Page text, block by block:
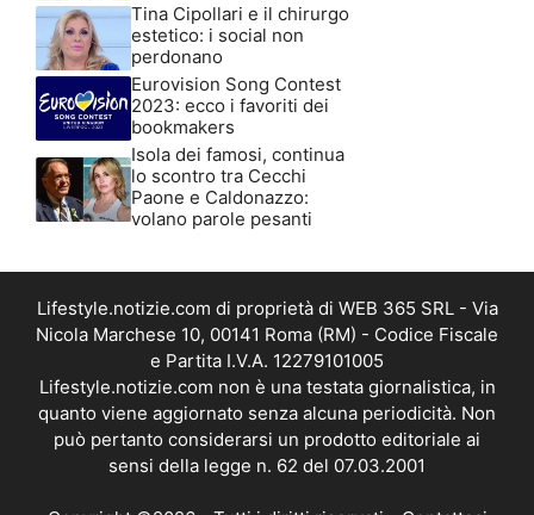
Tina Cipollari e il chirurgo
estetico: i social non
perdonano
Eurovision Song Contest
2023: ecco i favoriti dei
bookmakers
Isola dei famosi, continua
lo scontro tra Cecchi
Paone e Caldonazzo:
volano parole pesanti
Lifestyle.notizie.com di proprietà di WEB 365 SRL - Via
Nicola Marchese 10, 00141 Roma (RM) - Codice Fiscale
e Partita I.V.A. 12279101005
Lifestyle.notizie.com non è una testata giornalistica, in
quanto viene aggiornato senza alcuna periodicità. Non
può pertanto considerarsi un prodotto editoriale ai
sensi della legge n. 62 del 07.03.2001